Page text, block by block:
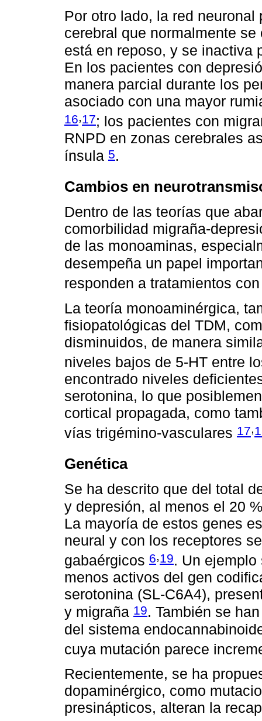
Por otro lado, la red
cerebral que normalmente
está en reposo, y se inactiva
En los pacientes con
manera parcial durante los
asociado con una mayor
16,17; los pacientes con
RNPD en zonas cerebrales
ínsula 5.
Cambios en
Dentro de las teorías que
comorbilidad migraña-
de las monoaminas,
desempeña un papel
responden a tratamientos
La teoría monoaminérgica,
fisiopatológicas del TDM,
disminuidos, de manera
niveles bajos de 5-HT entre
encontrado niveles
serotonina, lo que
cortical propagada, como
vías trigémino-vasculares 17,
Genética
Se ha descrito que del total
y depresión, al menos el 20
La mayoría de estos genes
neural y con los receptores
gabaérgicos 6,19. Un
menos activos del gen
serotonina (SL-C6A4),
y migraña 19. También se
del sistema
cuya mutación parece
Recientemente, se ha
dopaminérgico, como
presinápticos, alteran la